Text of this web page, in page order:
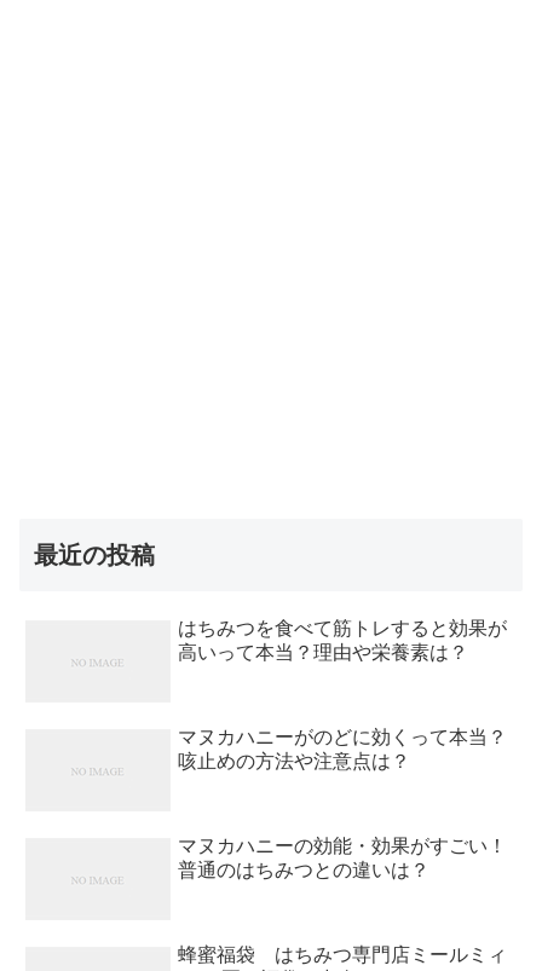
最近の投稿
はちみつを食べて筋トレすると効果が
高いって本当？理由や栄養素は？
マヌカハニーがのどに効くって本当？
咳止めの方法や注意点は？
マヌカハニーの効能・効果がすごい！
普通のはちみつとの違いは？
蜂蜜福袋 はちみつ専門店ミールミィ